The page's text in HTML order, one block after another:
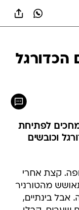
הכדורגל
לפתיחת
וכובשים
קצת אחרי
מהטורניר
אבל בינתיים,